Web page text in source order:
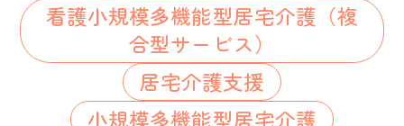
看護小規模多機能型居宅介護（複
合型サービス）
居宅介護支援
小規模多機能型居宅介護